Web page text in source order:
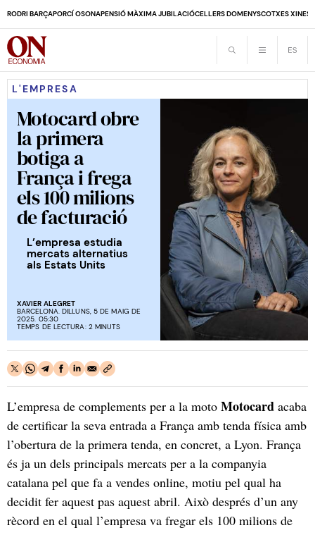
RODRI BARÇAPORCÍ OSONAPENSIÓ MÀXIMA JUBILACIÓCELLERS DOMENYSCOTXES
L'EMPRESA
Motocard obre
la primera
botiga a
França i frega
els 100 milions
de facturació
L’empresa estudia
mercats alternatius
als Estats Units
XAVIER ALEGRET
BARCELONA. DILLUNS, 5 DE MAIG DE
2025. 05:30
TEMPS DE LECTURA: 2 MINUTS
L’empresa de complements per a la moto Motocard acaba
de certificar la seva entrada a França amb tenda física amb
l’obertura de la primera tenda, en concret, a Lyon. França
és ja un dels principals mercats per a la companyia
catalana pel que fa a vendes online, motiu pel qual ha
decidit fer aquest pas aquest abril. Això després d’un any
rècord en el qual l’empresa va fregar els 100 milions de